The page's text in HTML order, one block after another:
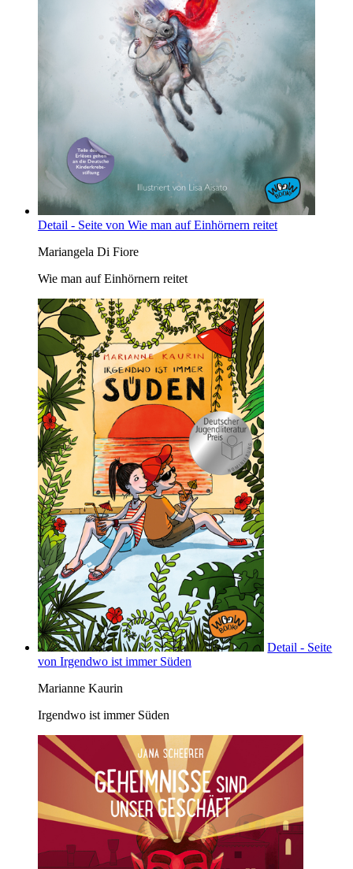
Detail - Seite von Wie man auf Einhörnern reitet
Mariangela Di Fiore
Wie man auf Einhörnern reitet
Detail - Seite
von Irgendwo ist immer Süden
Marianne Kaurin
Irgendwo ist immer Süden